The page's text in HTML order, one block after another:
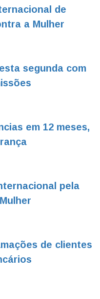
de
a Mulher
segunda com
em 12 meses,
pela
de clientes